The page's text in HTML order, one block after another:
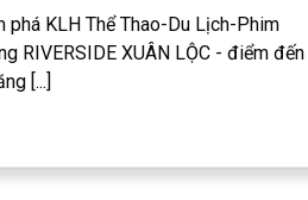
phá KLH Thể Thao-Du Lịch-Phim
RIVERSIDE XUÂN LỘC - điểm đến
[...]